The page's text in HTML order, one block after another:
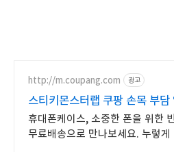
http://m.coupang.com 광고
스티키몬스터랩 쿠팡 손목 부
휴대폰케이스, 소중한 폰을 위한
무료배송으로 만나보세요. 누렇게